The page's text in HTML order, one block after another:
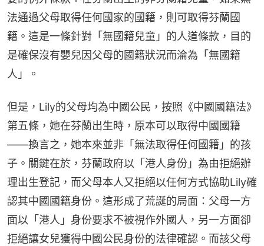
法通過父母取得任何國家的國籍，則可取得芬蘭國
籍。這是一條針對「無國籍兒童」的人道條款，目的
是確保沒有嬰兒因父母的國籍狀況而淪為「無國籍
人」。
但是，Lily的父母均為中國公民，按照《中國國籍法》
第五條，她在芬蘭出生時，原本可以取得中國國籍
——換言之，她本來並非「無法取得任何國籍」的孩
子。關鍵在於，芬蘭政府以「港人身份」為由拒絕辦
理出生登記，而父母本人又拒絕以任何方式協助Lily確
認其中國國籍身份。這形成了荒誕的局面：父母一方
面以「港人」身份要求不被視作外國人，另一方面卻
拒絕讓女兒獲得中國公民身份的法律確認。而該父母